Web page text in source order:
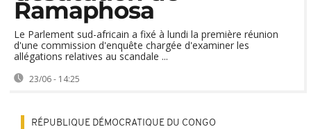
Ramaphosa
Le Parlement sud-africain a fixé à lundi la première réunion
d'une commission d'enquête chargée d'examiner les
allégations relatives au scandale ...
23/06 - 14:25
RÉPUBLIQUE DÉMOCRATIQUE DU CONGO